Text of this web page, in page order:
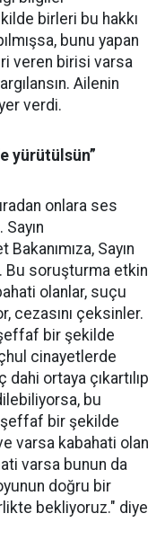
birleri bu hakkı
bunu yapan
veren birisi varsa
Ailenin
verdi.
yürütülsün”
onlara ses
Bakanımıza, Sayın
Bu soruşturma etkin
olanlar, suçu
cezasını çeksinler.
bir şekilde
cinayetlerde
ortaya çıkartılıp
bu
şeffaf bir şekilde
varsa kabahati olan
varsa bunun da
doğru bir
bekliyoruz." diye